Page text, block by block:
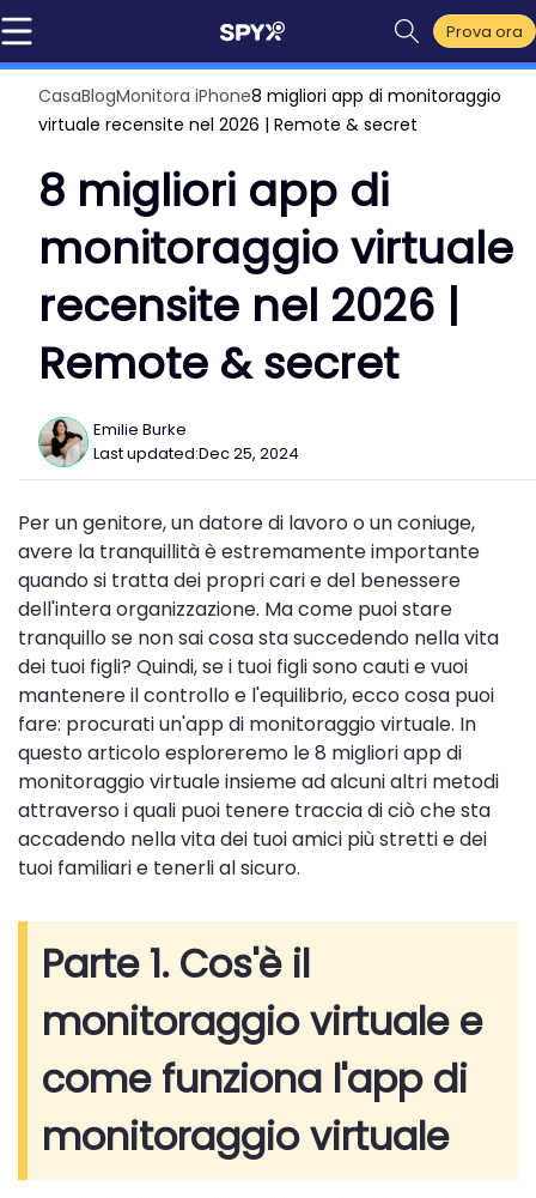
Prova ora
CasaBlogMonitora iPhone8 migliori app di monitoraggio
virtuale recensite nel 2026 | Remote & secret
8 migliori app di
monitoraggio virtuale
recensite nel 2026 |
Remote & secret
Emilie Burke
Last updated:Dec 25, 2024
Per un genitore, un datore di lavoro o un coniuge,
avere la tranquillità è estremamente importante
quando si tratta dei propri cari e del benessere
dell'intera organizzazione. Ma come puoi stare
tranquillo se non sai cosa sta succedendo nella vita
dei tuoi figli? Quindi, se i tuoi figli sono cauti e vuoi
mantenere il controllo e l'equilibrio, ecco cosa puoi
fare: procurati un'app di monitoraggio virtuale. In
questo articolo esploreremo le 8 migliori app di
monitoraggio virtuale insieme ad alcuni altri metodi
attraverso i quali puoi tenere traccia di ciò che sta
accadendo nella vita dei tuoi amici più stretti e dei
tuoi familiari e tenerli al sicuro.
Parte 1. Cos'è il
monitoraggio virtuale e
come funziona l'app di
monitoraggio virtuale